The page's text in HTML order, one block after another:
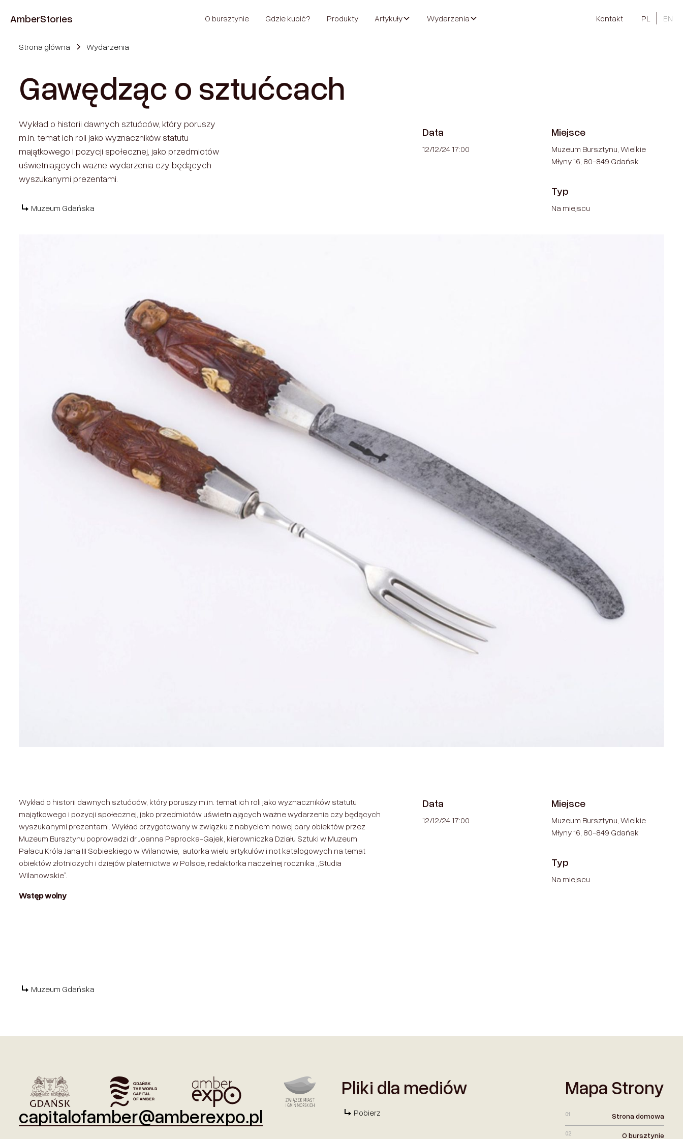
AmberStories O bursztynie Gdzie kupić? Produkty Artykuły Wydarzenia Kontakt PL EN
Strona główna Wydarzenia
Gawędząc o sztućcach
Wykład o historii dawnych sztućców, który poruszy
m.in. temat ich roli jako wyznaczników statutu
majątkowego i pozycji społecznej, jako przedmiotów
uświetniających ważne wydarzenia czy będących
wyszukanymi prezentami.
Muzeum Gdańska
Data
12/12/24 17:00
Miejsce
Muzeum Bursztynu, Wielkie
Młyny 16, 80-849 Gdańsk
Typ
Na miejscu
Wykład o historii dawnych sztućców, który poruszy m.in. temat ich roli jako wyznaczników statutu
majątkowego i pozycji społecznej, jako przedmiotów uświetniających ważne wydarzenia czy będących
wyszukanymi prezentami. Wykład przygotowany w związku z nabyciem nowej pary obiektów przez
Muzeum Bursztynu poprowadzi dr Joanna Paprocka-Gajek, kierowniczka Działu Sztuki w Muzeum
Pałacu Króla Jana III Sobieskiego w Wilanowie, autorka wielu artykułów i not katalogowych na temat
obiektów złotniczych i dziejów platernictwa w Polsce, redaktorka naczelnej rocznika ,,Studia
Wilanowskie”.
Wstęp wolny
Muzeum Gdańska
Data
12/12/24 17:00
Miejsce
Muzeum Bursztynu, Wielkie
Młyny 16, 80-849 Gdańsk
Typ
Na miejscu
capitalofamber@amberexpo.pl
Pliki dla mediów
Pobierz
Mapa Strony
01 Strona domowa
02 O bursztynie